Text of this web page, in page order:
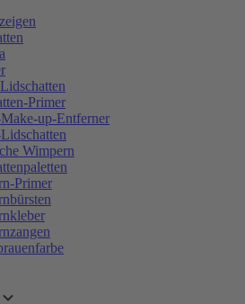
Primer
up-Entferner
Wimpern
Primer